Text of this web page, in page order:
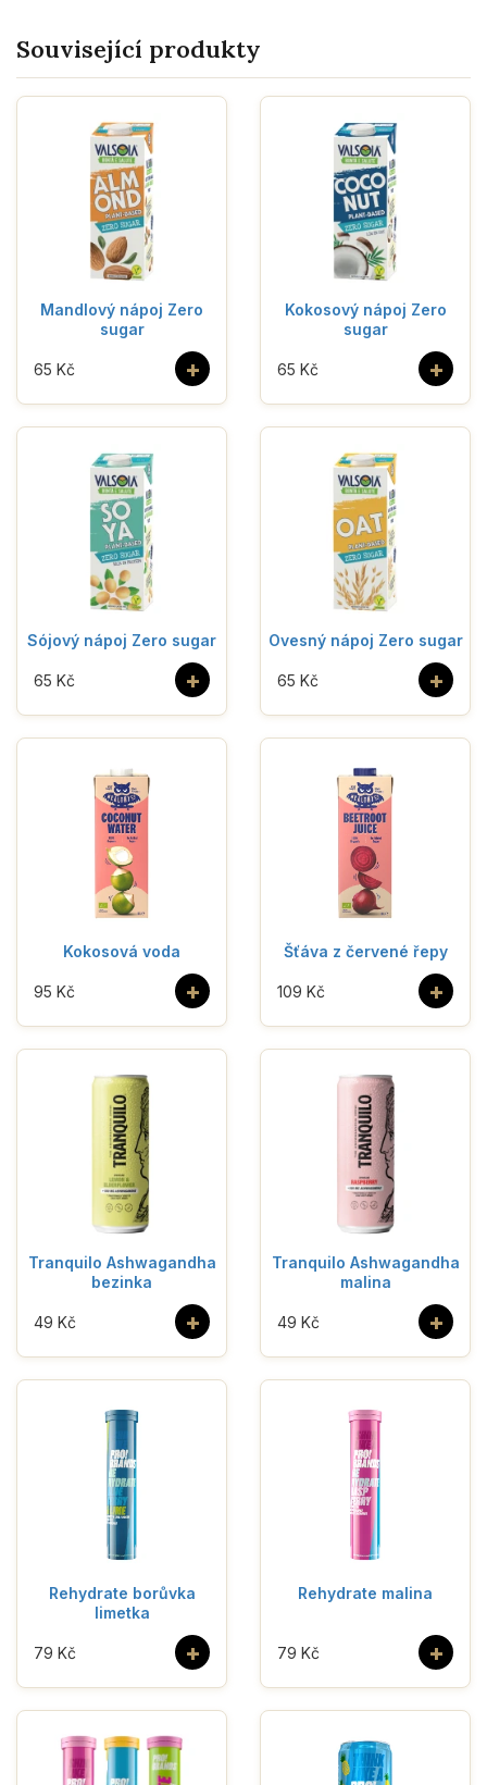
Související produkty
Mandlový nápoj Zero
sugar
+
65 Kč
Kokosový nápoj Zero
sugar
+
65 Kč
Sójový nápoj Zero sugar
+
65 Kč
Ovesný nápoj Zero sugar
+
65 Kč
Kokosová voda
+
95 Kč
Šťáva z červené řepy
+
109 Kč
Tranquilo Ashwagandha
bezinka
+
49 Kč
Tranquilo Ashwagandha
malina
+
49 Kč
Rehydrate borůvka
limetka
+
79 Kč
Rehydrate malina
+
79 Kč